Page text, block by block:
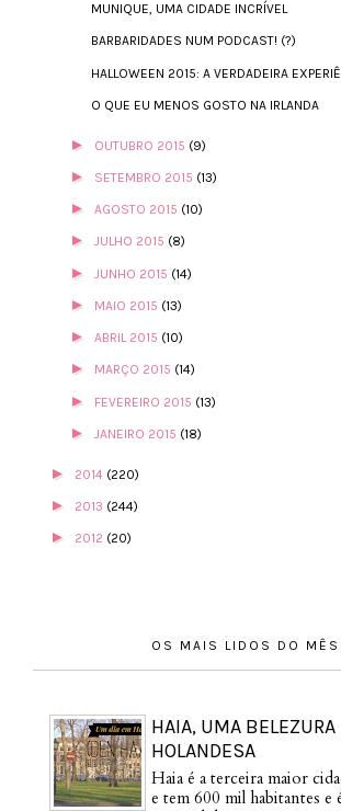
MUNIQUE, UMA CIDADE INCRÍVEL
BARBARIDADES NUM PODCAST! (?)
HALLOWEEN 2015: A VERDADEIRA
O QUE EU MENOS GOSTO NA IRLANDA
► OUTUBRO 2015 (9)
► SETEMBRO 2015 (13)
► AGOSTO 2015 (10)
► JULHO 2015 (8)
► JUNHO 2015 (14)
► MAIO 2015 (13)
► ABRIL 2015 (10)
► MARÇO 2015 (14)
► FEVEREIRO 2015 (13)
► JANEIRO 2015 (18)
► 2014 (220)
► 2013 (244)
► 2012 (20)
OS MAIS LIDOS DO MÊS
HAIA, UMA BELEZURA
HOLANDESA
Haia é a terceira maior
e tem 600 mil habitantes e